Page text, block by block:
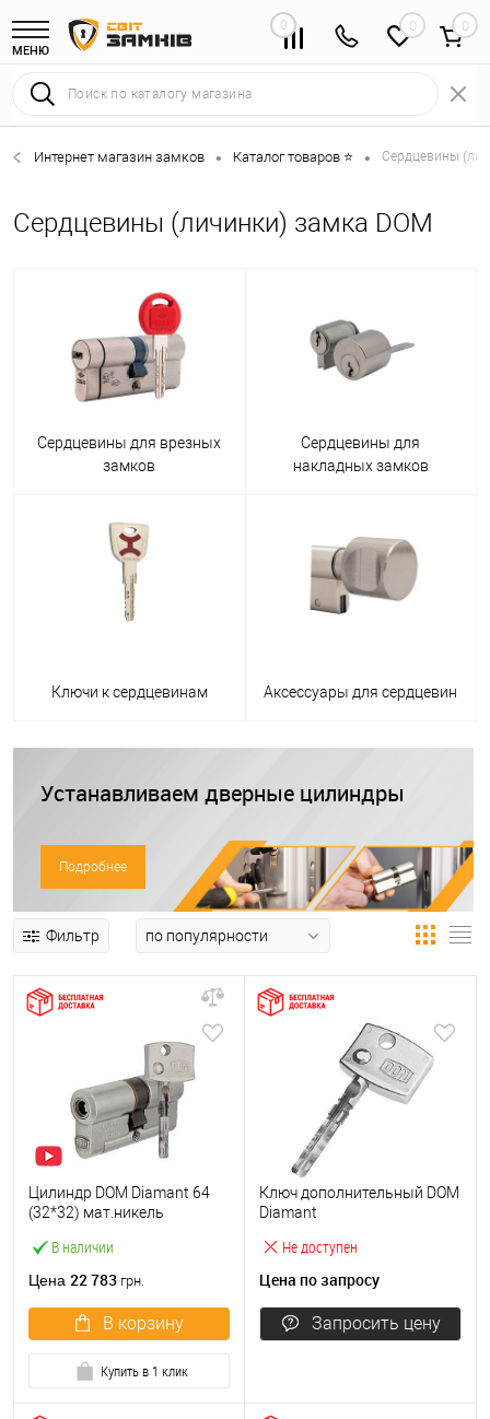
МЕНЮ
0 0
Интернет магазин замков • Каталог товаров ⭐ • Сердцевины
Сердцевины (личинки) замка DOM
Сердцевины для врезных
замков
Сердцевины для
накладных замков
Ключи к сердцевинам Аксессуары для сердцевин
Устанавливаем дверные цилиндры
Подробнее
Фильтр
В наличии
Цилиндр DOM Diamant 64
(32*32) мат.никель
Цена 22 783 грн.
В корзину
Купить в 1 клик
Не доступен
Ключ дополнительный DOM
Diamant
Цена по запросу
Запросить цену